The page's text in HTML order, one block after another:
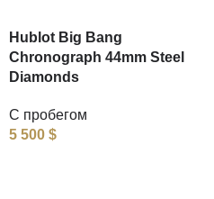
Hublot Big Bang
Chronograph 44mm Steel
Diamonds
С пробегом
5 500 $